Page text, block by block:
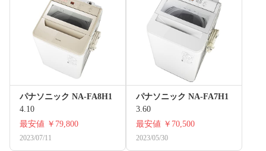
パナソニック NA-FA8H1
4.10
最安値 ￥79,800
2023/07/11
パナソニック NA-FA7H1
3.60
最安値 ￥70,500
2023/05/30